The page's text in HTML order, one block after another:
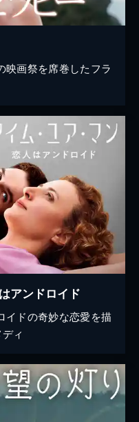
映画祭を席巻したフラ
アンドロイド
イドの奇妙な恋愛を描
ィ